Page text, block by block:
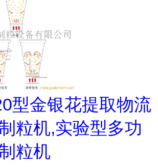
型金银花提取物流
粒机,实验型多功
粒机